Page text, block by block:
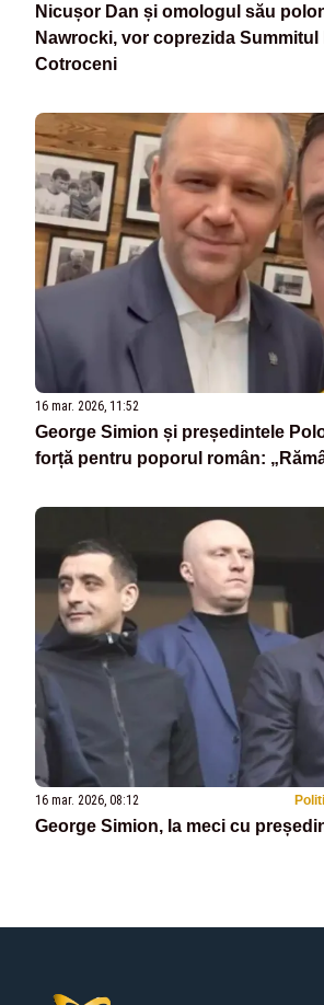
Nicușor Dan și omologul său
Nawrocki, vor coprezida Summitul
Cotroceni
16 mar. 2026, 11:52
George Simion și președintele
forță pentru poporul român:
16 mar. 2026, 08:12
George Simion, la meci cu